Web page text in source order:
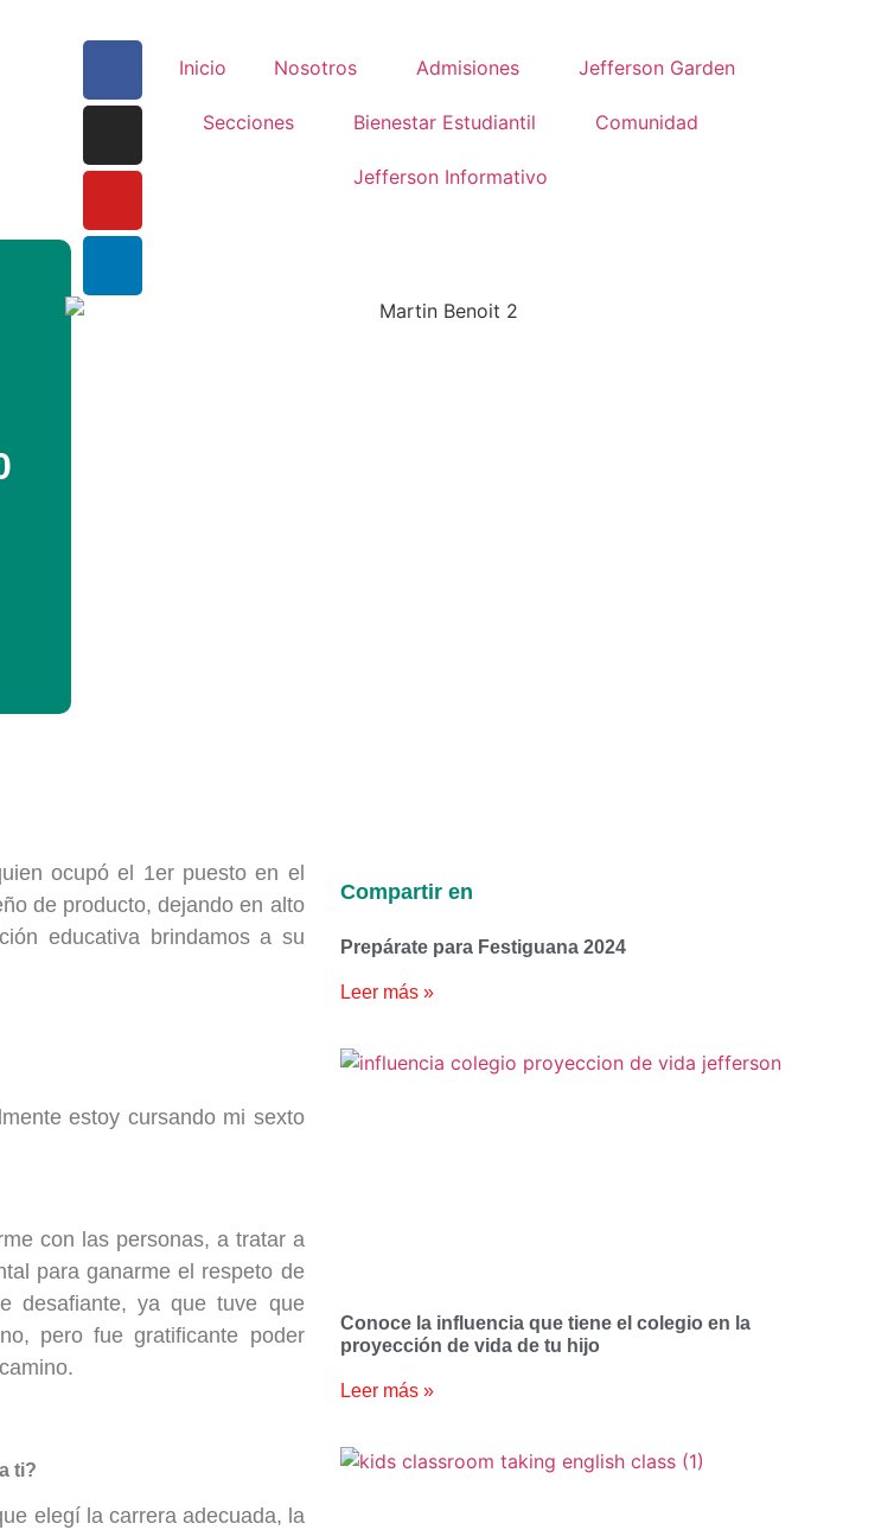
Inicio Nosotros Admisiones Jefferson Garden
Secciones Bienestar Estudiantil Comunidad
Jefferson Informativo
ocupó el 1er puesto en el
de producto, dejando en alto
educativa brindamos a su
estoy cursando mi sexto
con las personas, a tratar a
para ganarme el respeto de
desafiante, ya que tuve que
pero fue gratificante poder
ti?
elegí la carrera adecuada, la
Compartir en
Prepárate para Festiguana 2024
Leer más »
Conoce la influencia que tiene el colegio en la
proyección de vida de tu hijo
Leer más »